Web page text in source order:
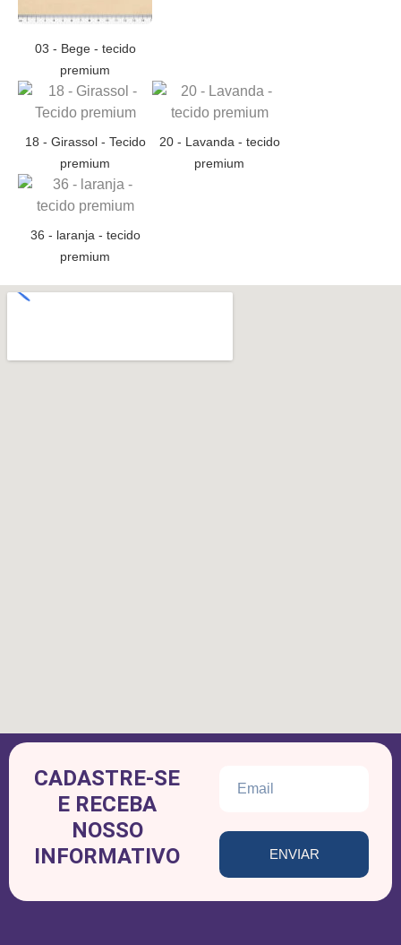
03 - Bege - tecido
premium
18 - Girassol - Tecido
premium
20 - Lavanda - tecido
premium
36 - laranja - tecido
premium
CADASTRE-SE
E RECEBA
NOSSO
INFORMATIVO
ENVIAR